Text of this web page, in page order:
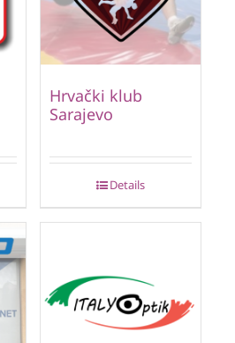
Hrvački klub
Sarajevo
Details